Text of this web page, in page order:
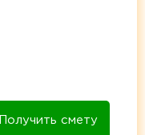
Получить смету